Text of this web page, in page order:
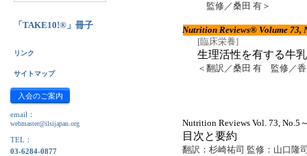
「TAKE10!®」冊子
リンク
サイトマップ
入会のご案内
email：
webmaster@ilsijapan.org
TEL：
03-6284-0877
監修／桑田 有＞
Nutrition Reviews® Volume 73,
[臨床栄養]
生理活性を有する牛
＜翻訳／桑田 有 監修／
Nutrition Reviews Vol. 73, No.5
目次と要約
翻訳：杉崎祐司 監修：山口隆